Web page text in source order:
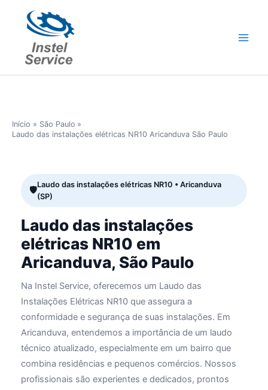
conteúdo
Início
São Paulo
Laudo das instalações elétricas NR10 Aricanduva São Paulo
Laudo das instalações elétricas NR10 • Aricanduva
(SP)
Laudo das instalações
elétricas NR10 em
Aricanduva, São Paulo
Na Instel Service, oferecemos um Laudo das
Instalações Elétricas NR10 que assegura a
conformidade e segurança de suas instalações. Em
Aricanduva, entendemos a importância de um laudo
técnico atualizado, especialmente em um bairro que
combina residências e pequenos comércios. Nossos
profissionais são experientes e dedicados, prontos